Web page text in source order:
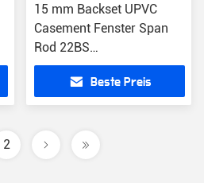
15 mm Backset UPVC
Casement Fenster Span
Rod 22BS
Übertragungsstange
Beste Preis
2